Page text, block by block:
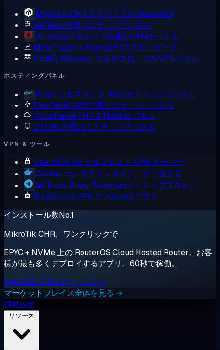
MikroTik CHR クラウド上の RouterOS
aaPanel軽量ホスティングパネル
WireGuard モダンで高速なVPNカーネル
MetaTrader 4 Forex取引のスタンダード
Hiddify Manager マルチプロトコルVPNパネル
ホスティングパネル
Plesk フルスタック Web ホスティングパネル
FastPanel無料で高速なサーバーパネル
CloudPanel PHP & Node.js パネル
cPanel 定番のホスティングパネル
VPN & ツール
OpenVPN AS セルフホスト VPN サーバー
Docker コンテナランタイム、すぐ使える
MTProto Proxy Telegramネイティブプロキシ
BlueStacks VPS で Android アプリ
インストール数No.1
MikroTik CHR、ワンクリックで
EPYC + NVMe 上の RouterOS Cloud Hosted Router。お客
様が最も多くデプロイするアプリ。60秒で稼働。
MikroTik CHR をデプロイ →
マーケットプレイス全体を見る →
価格設定